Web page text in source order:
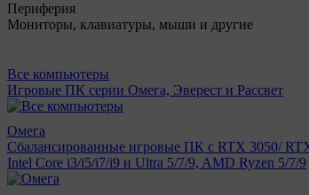
Периферия
Мониторы, клавиатуры, мыши и другие
Все компьютеры
Игровые ПК серии Омега, Эверест и Рассвет
Омега
Сбалансированные игровые ПК с RTX 3050/
Intel Core i3/i5/i7/i9 и Ultra 5/7/9, AMD Ryzen 5/7/9